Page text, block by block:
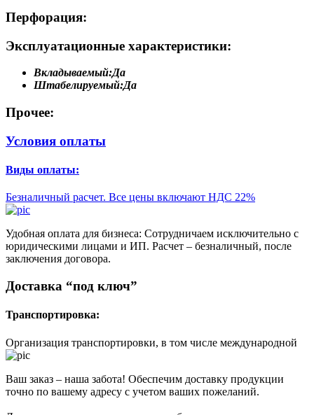
Перфорация:
Эксплуатационные характеристики:
Вкладываемый:Да
Штабелируемый:Да
Прочее:
Условия оплаты
Виды оплаты:
Безналичный расчет. Все цены включают НДС 22%
Удобная оплата для бизнеса: Сотрудничаем исключительно с
юридическими лицами и ИП. Расчет – безналичный, после
заключения договора.
Доставка “под ключ”
Транспортировка:
Организация транспортировки, в том числе международной
Ваш заказ – наша забота! Обеспечим доставку продукции
точно по вашему адресу с учетом ваших пожеланий.